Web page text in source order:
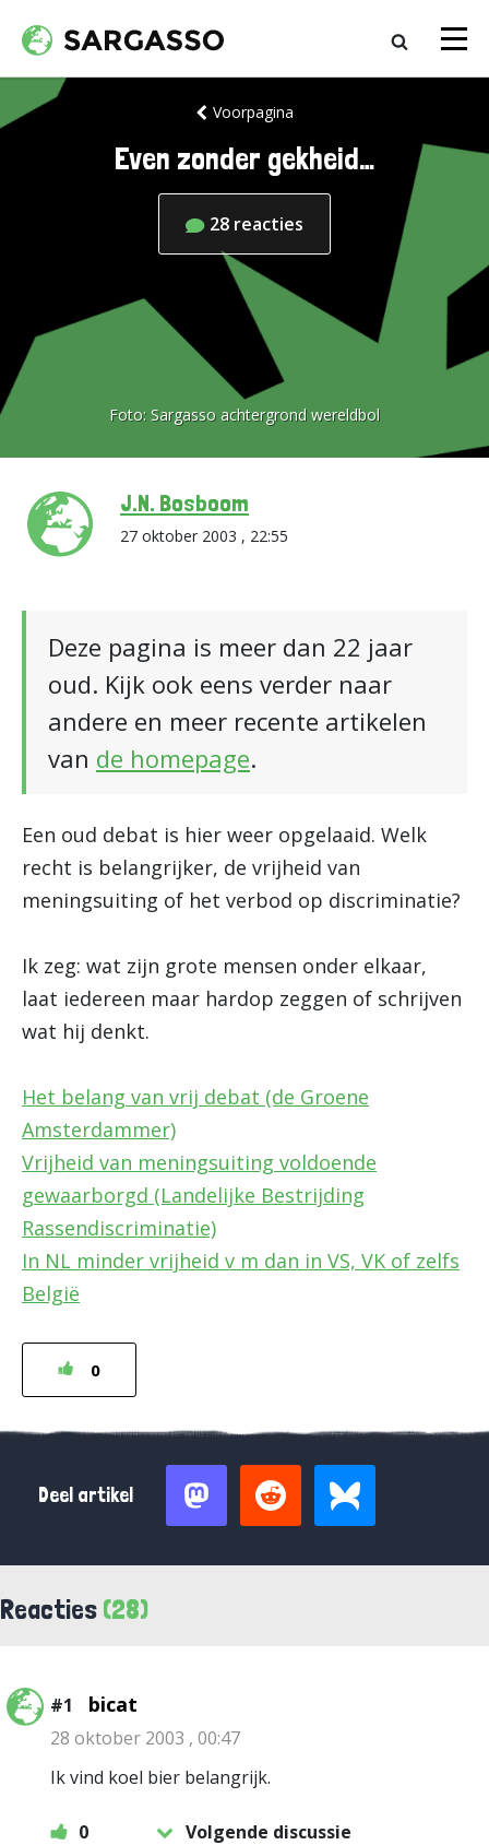
Voorpagina
Even zonder gekheid…
28 reacties
Foto: Sargasso achtergrond wereldbol
J.N. Bosboom
27 oktober 2003 , 22:55
Deze pagina is meer dan 22 jaar
oud. Kijk ook eens verder naar
andere en meer recente artikelen
van de homepage.
Een oud debat is hier weer opgelaaid. Welk
recht is belangrijker, de vrijheid van
meningsuiting of het verbod op discriminatie?
Ik zeg: wat zijn grote mensen onder elkaar,
laat iedereen maar hardop zeggen of schrijven
wat hij denkt.
Het belang van vrij debat (de Groene
Amsterdammer)
Vrijheid van meningsuiting voldoende
gewaarborgd (Landelijke Bestrijding
Rassendiscriminatie)
In NL minder vrijheid v m dan in VS, VK of zelfs
België
0
Deel artikel
Reacties (28)
#1 bicat
28 oktober 2003 , 00:47
Ik vind koel bier belangrijk.
0 Volgende discussie